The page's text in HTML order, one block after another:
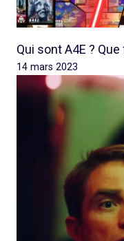
Qui sont A4E ?
14 mars 2023